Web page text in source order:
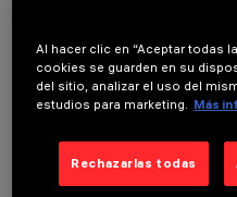
COMPONENTES
Al hacer clic en “Aceptar todas
cookies se guarden en su
del sitio, analizar el uso del
estudios para marketing.
Más
Rechazarlas todas